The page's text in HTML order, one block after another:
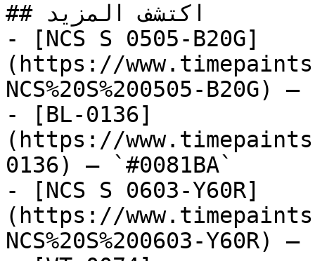
## اكتشف المزيد
- [NCS S 0505-B20G]
(https://
NCS%20S%200505-B20G)
- [BL-0136]
(https://
0136) — `#0081BA`
- [NCS S 0603-Y60R]
(https://
NCS%20S%200603-Y60R)